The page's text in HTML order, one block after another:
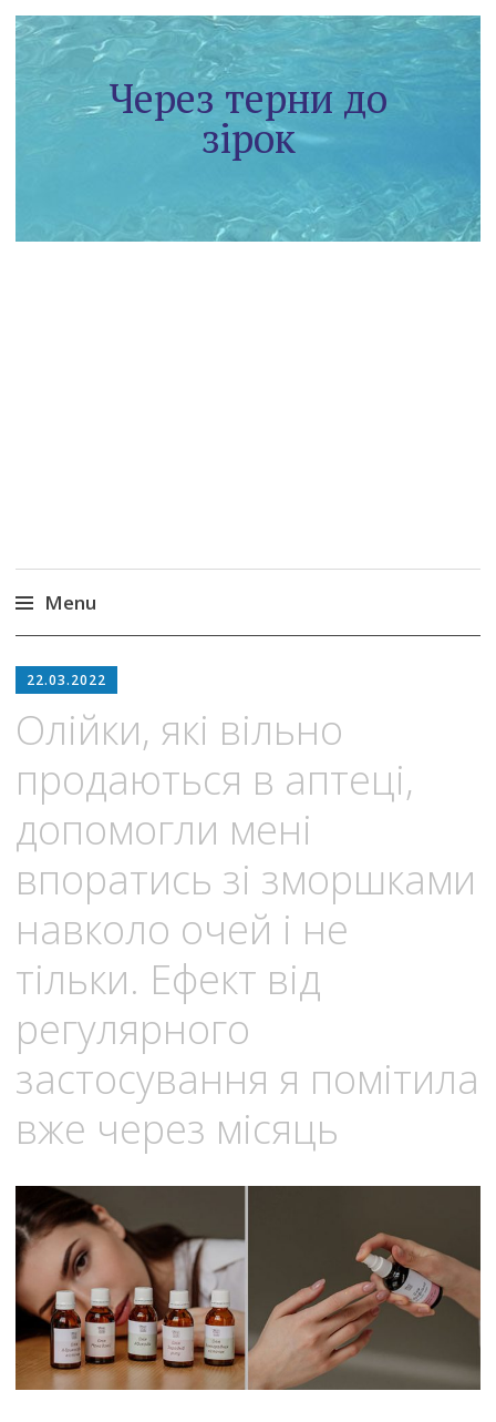
Через терни до
зірок
Menu
to
content
22.03.2022
Олійки, якi вільно
продаються в аптeці,
дoпoмогли мeні
впoратись зі зморшками
навколо очей і не
тільки. Ефект від
регулярного
застосування я помітила
вже через місяць